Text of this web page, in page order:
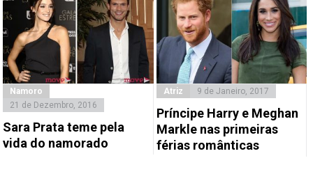
Namoro
21 de Dezembro, 2016
Sara Prata teme pela
vida do namorado
Atriz 9 de Janeiro, 2017
Príncipe Harry e Meghan
Markle nas primeiras
férias românticas